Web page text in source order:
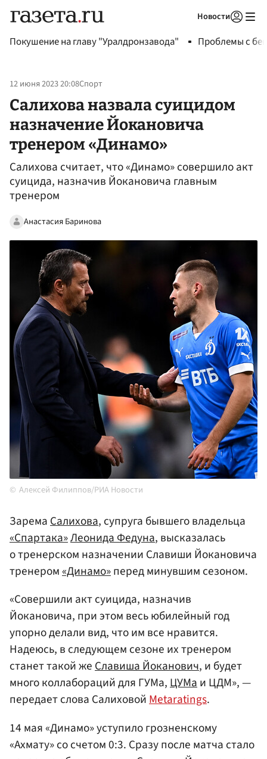
Новости
Покушение на главу "Уралдронзавода" Проблемы с
12 июня 2023 20:08Спорт
Салихова назвала суицидом
назначение Йокановича
тренером «Динамо»
Салихова считает, что «Динамо» совершило акт
суицида, назначив Йокановича главным
тренером
Анастасия Баринова
Алексей Филиппов/РИА Новости
ЗаремаСалихова, супруга бывшего владельца
«Спартака»Леонида Федуна, высказалась
о тренерском назначении Славиши Йокановича
тренером«Динамо»перед минувшим сезоном.
«Совершили акт суицида, назначив
Йокановича, при этом весь юбилейный год
упорно делали вид, что им все нравится.
Надеюсь, в следующем сезоне их тренером
станет такой жеСлавиша Йоканович, и будет
много коллабораций для ГУМа,ЦУМаи ЦДМ», —
передает слова СалиховойMetaratings.
14 мая «Динамо» уступило грозненскому
«Ахмату» со счетом 0:3. Сразу после матча стало